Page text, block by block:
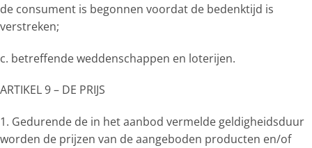
de consument is begonnen voordat de bedenktijd is
verstreken;
c. betreffende weddenschappen en loterijen.
ARTIKEL 9 – DE PRIJS
1. Gedurende de in het aanbod vermelde geldigheidsduur
worden de prijzen van de aangeboden producten en/of